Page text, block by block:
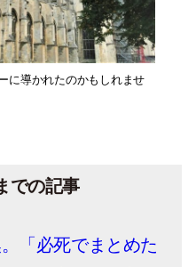
に導かれたのかもしれませ
での記事
「必死でまとめた